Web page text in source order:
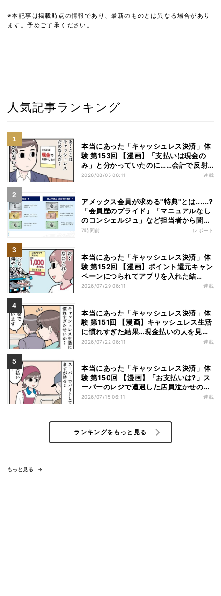
※本記事は掲載時点の情報であり、最新のものとは異なる場合があり
ます。予めご了承ください。
人気記事ランキング
本当にあった「キャッシュレス決済」体
験 第153回 【漫画】「支払いは現金の
み」と分かっていたのに……会計で反射
的に出してしまったものは
2026/08/05 06:11 連載
アメックス会員が求める"特典"とは......?
「会員歴のプライド」「マニュアルなし
のコンシェルジュ」など担当者から聞い
た"裏話"も
7時間前 レポート
本当にあった「キャッシュレス決済」体
験 第152回 【漫画】ポイント還元キャン
ペーンにつられてアプリを入れた結
果……お得を逃したまさかの理由
2026/07/29 06:11 連載
本当にあった「キャッシュレス決済」体
験 第151回 【漫画】キャッシュレス生活
に慣れすぎた結果…現金払いの人を見る
と「理由」を推理してしまう
2026/07/22 06:11 連載
本当にあった「キャッシュレス決済」体
験 第150回 【漫画】「お支払いは?」ス
ーパーのレジで遭遇した店員泣かせの行
動とは……
2026/07/15 06:11 連載
ランキングをもっと見る
もっと見る